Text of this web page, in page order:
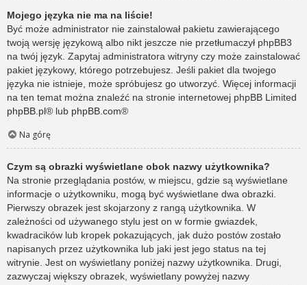
Mojego języka nie ma na liście!
Być może administrator nie zainstalował pakietu zawierającego
twoją wersję językową albo nikt jeszcze nie przetłumaczył phpBB3
na twój język. Zapytaj administratora witryny czy może zainstalować
pakiet językowy, którego potrzebujesz. Jeśli pakiet dla twojego
języka nie istnieje, może spróbujesz go utworzyć. Więcej informacji
na ten temat można znaleźć na stronie internetowej phpBB Limited
phpBB.pl® lub phpBB.com®
Na górę
Czym są obrazki wyświetlane obok nazwy użytkownika?
Na stronie przeglądania postów, w miejscu, gdzie są wyświetlane
informacje o użytkowniku, mogą być wyświetlane dwa obrazki.
Pierwszy obrazek jest skojarzony z rangą użytkownika. W
zależności od używanego stylu jest on w formie gwiazdek,
kwadracików lub kropek pokazujących, jak dużo postów zostało
napisanych przez użytkownika lub jaki jest jego status na tej
witrynie. Jest on wyświetlany poniżej nazwy użytkownika. Drugi,
zazwyczaj większy obrazek, wyświetlany powyżej nazwy